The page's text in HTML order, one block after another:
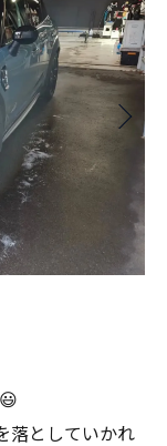
落としていかれ